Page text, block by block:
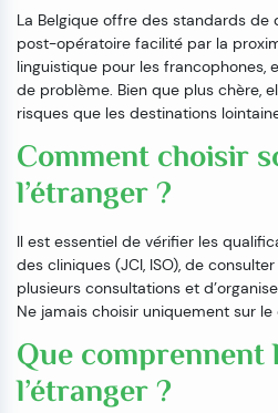
La Belgique offre des standards de
post-opératoire facilité par la
linguistique pour les francophones,
de problème. Bien que plus chère,
risques que les destinations
Comment choisir
l’étranger ?
Il est essentiel de vérifier les
des cliniques (JCI, ISO), de
plusieurs consultations et
Ne jamais choisir uniquement sur le
Que
l’étranger ?